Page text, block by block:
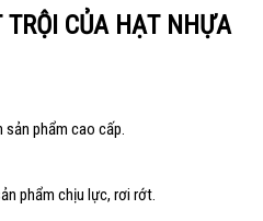
CỦA HẠT NHỰA
phẩm cao cấp.
phẩm chịu lực, rơi rớt.